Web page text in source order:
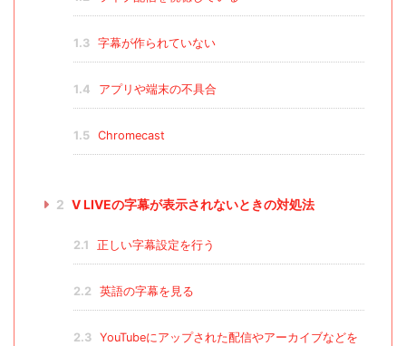
1.3 字幕が作られていない
1.4 アプリや端末の不具合
1.5 Chromecast
2 V LIVEの字幕が表示されないときの対処法
2.1 正しい字幕設定を行う
2.2 英語の字幕を見る
2.3
YouTubeにアップされた配信やアーカイブなどを